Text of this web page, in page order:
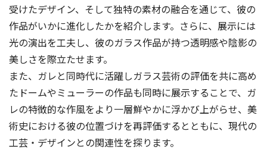
受けたデザイン、そして独特の素材の融合を通じて、彼の
作品がいかに進化したかを紹介します。さらに、展示には
光の演出を工夫し、彼のガラス作品が持つ透明感や陰影の
美しさを際立たせます。
また、ガレと同時代に活躍しガラス芸術の評価を共に高め
たドームやミューラーの作品も同時に展示することで、ガ
レの特徴的な作風をより一層鮮やかに浮かび上がらせ、美
術史における彼の位置づけを再評価するとともに、現代の
工芸・デザインとの関連性を探ります。